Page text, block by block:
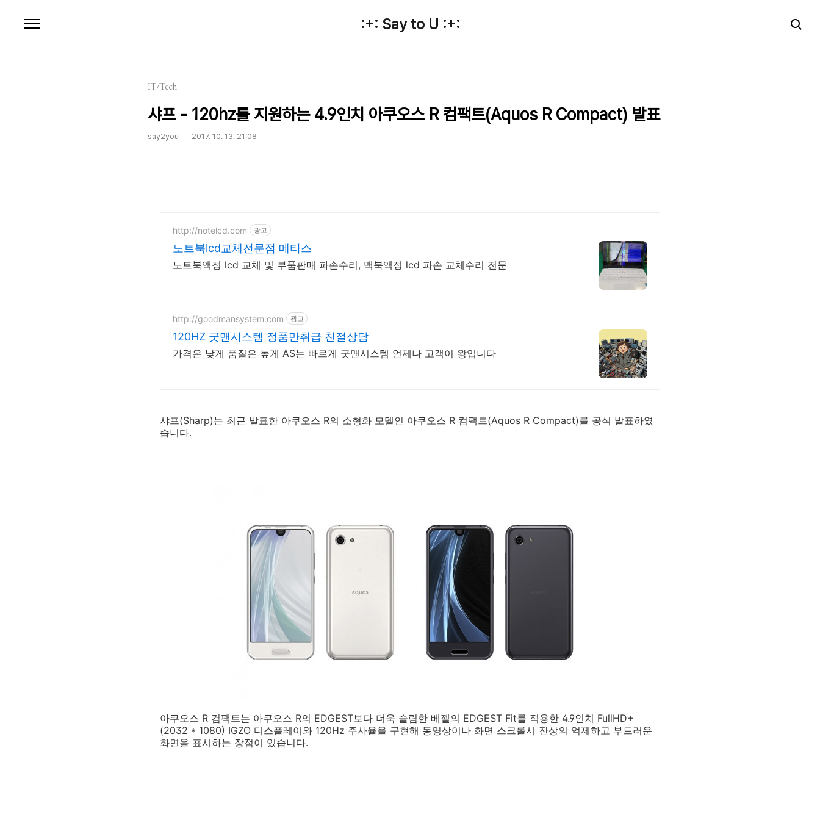
:+: Say to U :+:
IT/Tech
샤프 - 120hz를 지원하는 4.9인치 아쿠오스 R 컴팩트(Aquos R Compact) 발표
say2you 2017. 10. 13. 21:08
http://notelcd.com 광고
노트북lcd교체전문점 메티스
노트북액정 lcd 교체 및 부품판매 파손수리, 맥북액정 lcd 파손 교체수리 전문
http://goodmansystem.com 광고
120HZ 굿맨시스템 정품만취급 친절상담
가격은 낮게 품질은 높게 AS는 빠르게 굿맨시스템 언제나 고객이 왕입니다
샤프(Sharp)는 최근 발표한 아쿠오스 R의 소형화 모델인 아쿠오스 R 컴팩트(Aquos R Compact)를 공식 발표하였
습니다.
아쿠오스 R 컴팩트는 아쿠오스 R의 EDGEST보다 더욱 슬림한 베젤의 EDGEST Fit를 적용한 4.9인치 FullHD+
(2032 * 1080) IGZO 디스플레이와 120Hz 주사율을 구현해 동영상이나 화면 스크롤시 잔상의 억제하고 부드러운
화면을 표시하는 장점이 있습니다.